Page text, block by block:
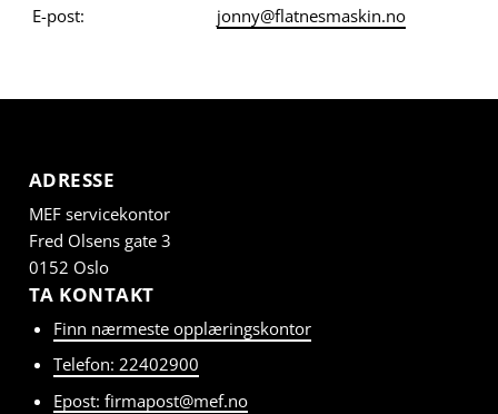
E-post:
jonny@flatnesmaskin.no
ADRESSE
MEF servicekontor
Fred Olsens gate 3
0152 Oslo
TA KONTAKT
Finn nærmeste opplæringskontor
Telefon: 22402900
Epost: firmapost@mef.no